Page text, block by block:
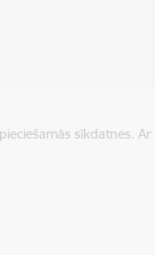
sīkdatnes.